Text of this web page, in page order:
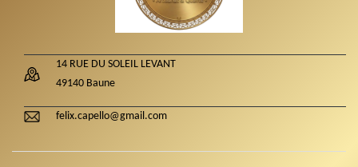
14 RUE DU SOLEIL LEVANT
49140 Baune
felix.capello@gmail.com